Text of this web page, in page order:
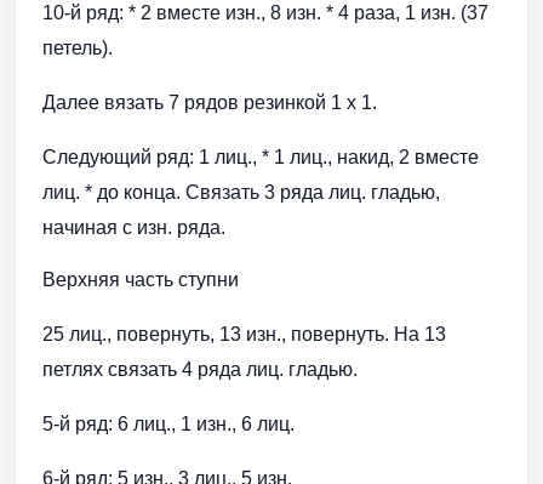
10-й ряд: * 2 вместе изн., 8 изн. * 4 раза, 1 изн. (37
петель).
Далее вязать 7 рядов резинкой 1 х 1.
Следующий ряд: 1 лиц., * 1 лиц., накид, 2 вместе
лиц. * до конца. Связать 3 ряда лиц. гладью,
начиная с изн. ряда.
Верхняя часть ступни
25 лиц., повернуть, 13 изн., повернуть. На 13
петлях связать 4 ряда лиц. гладью.
5-й ряд: 6 лиц., 1 изн., 6 лиц.
6-й ряд: 5 изн., 3 лиц., 5 изн.